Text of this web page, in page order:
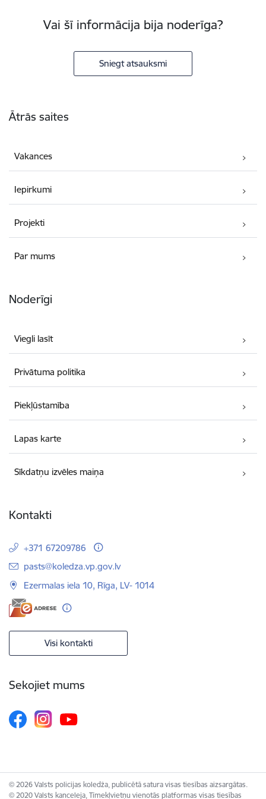
Vai šī informācija bija noderīga?
Sniegt atsauksmi
Ātrās saites
Vakances
Iepirkumi
Projekti
Par mums
Noderīgi
Viegli lasīt
Privātuma politika
Piekļūstamība
Lapas karte
Sīkdatņu izvēles maiņa
Kontakti
+371 67209786
E-pasts:
pasts@koledza.vp.gov.lv
Ezermalas iela 10, Rīga, LV- 1014
Visi kontakti
Sekojiet mums
© 2026 Valsts policijas koledža, publicētā satura visas tiesības aizsargātas.
© 2020 Valsts kanceleja, Tīmekļvietņu vienotās platformas visas tiesības